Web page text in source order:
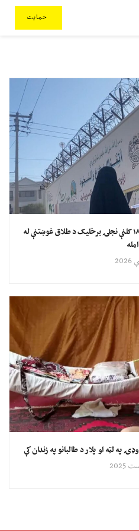
حمایت
اته میاشتې د طالبانو په زندان کې: د ۱۸ کلنې نجلۍ برخلیک د طلاق غوښتنې له
امله